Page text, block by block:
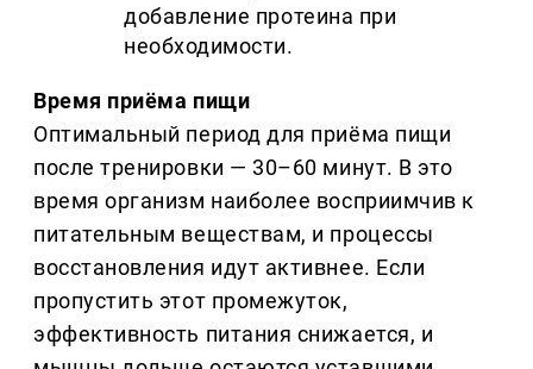
добавление протеина при
необходимости.
Время приёма пищи
Оптимальный период для приёма пищи
после тренировки — 30–60 минут. В это
время организм наиболее восприимчив к
питательным веществам, и процессы
восстановления идут активнее. Если
пропустить этот промежуток,
эффективность питания снижается, и